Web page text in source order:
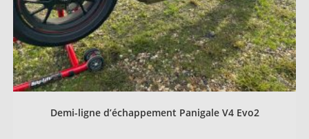
Demi-ligne d’échappement Panigale V4 Evo2